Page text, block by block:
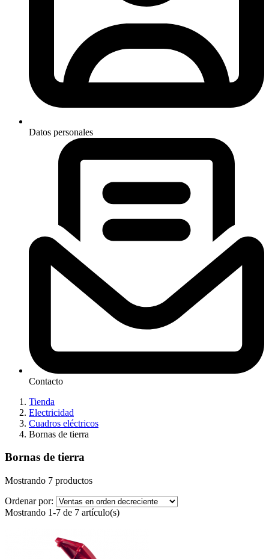
Datos personales
Contacto
Tienda
Electricidad
Cuadros eléctricos
Bornas de tierra
Bornas de tierra
Mostrando 7 productos
Ordenar por:
Mostrando 1-7 de 7 artículo(s)